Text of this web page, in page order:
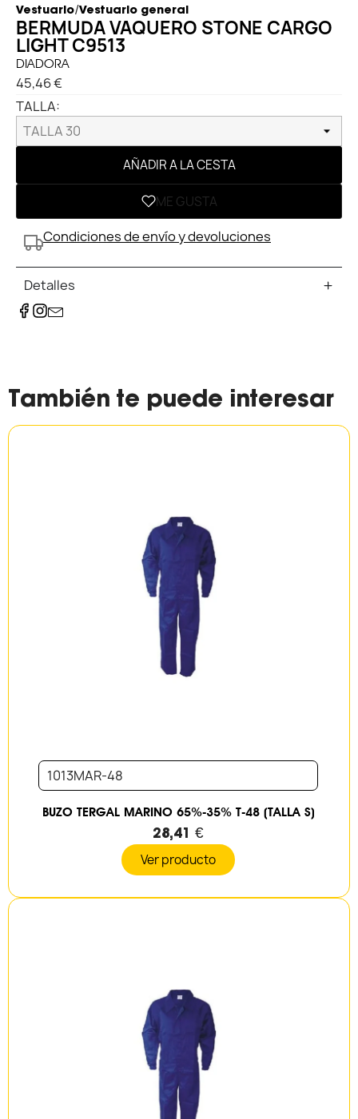
Vestuario/Vestuario general
BERMUDA VAQUERO STONE CARGO
LIGHT C9513
DIADORA
45,46 €
TALLA:
AÑADIR A LA CESTA
ME GUSTA
Condiciones de envío y devoluciones
Detalles
También te puede interesar
1013MAR-48
BUZO TERGAL MARINO 65%-35% T-48 (TALLA S)
28,41 €
Ver producto